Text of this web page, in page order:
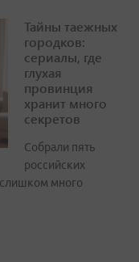
Тайны таежных
городков:
сериалы, где
глухая
провинция
хранит много
секретов
Собрали пять
российских
слишком много